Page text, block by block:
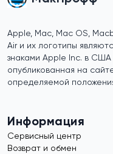
Apple, Mac, Mac OS,
Air и их логотипы
знаками Apple Inc. в
опубликованная на
определяемой
Информация
Сервисный центр
Возврат и обмен